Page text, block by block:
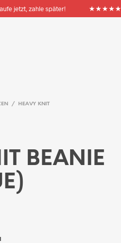
jetzt, zahle später! ★★★★★
/ HEAVY KNIT
BEANIE